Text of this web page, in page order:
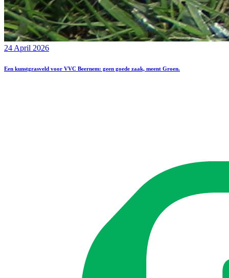
24 April 2026
Een kunstgrasveld voor VVC Beernem: geen goede zaak, meent Groen.